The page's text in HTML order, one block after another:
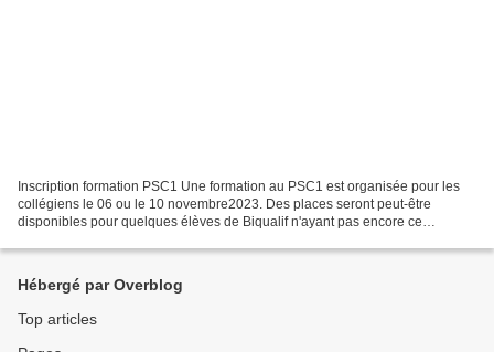
Inscription formation PSC1 Une formation au PSC1 est organisée pour les
collégiens le 06 ou le 10 novembre2023. Des places seront peut-être
disponibles pour quelques élèves de Biqualif n'ayant pas encore ce
Hébergé par Overblog
Top articles